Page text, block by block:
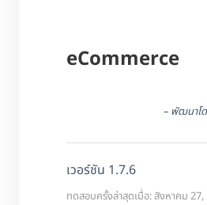
eCommerce
– พัฒนาโ
เวอร์ชัน 1.7.6
ทดสอบครั้งล่าสุดเมื่อ: สิงหาคม 27,